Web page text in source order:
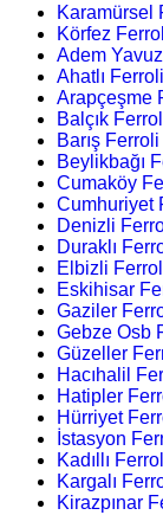
Karamürsel
Körfez
Adem
Ahatlı
Arapçeşme
Balçık
Barış
Beylikbağı
Cumaköy
Cumhuriyet
Denizli
Duraklı
Elbizli
Eskihisar
Gaziler
Gebze Osb
Güzeller
Hacıhalil
Hatipler
Hürriyet
İstasyon
Kadıllı
Kargalı
Kirazpınar